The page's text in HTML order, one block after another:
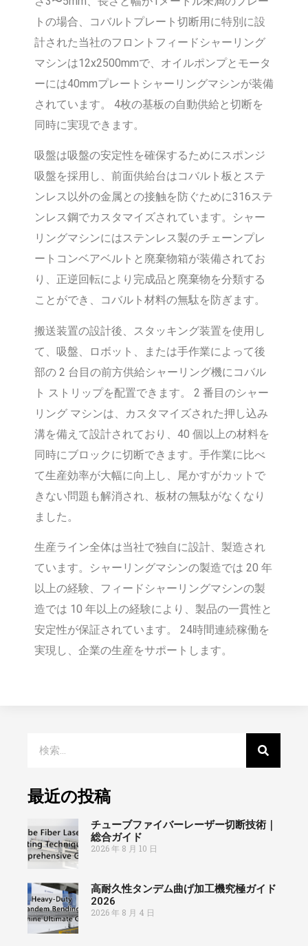
トの場合、コバルトプレート切断用に特別に設
計された当社のフロントフィードシャーリング
マシンは12x2500mmで、オイルポンプとモータ
ーには40mmプレートシャーリングマシンが装備
されています。 4枚の基板の自動供給と切断を
同時に実現できます。
吸盤は吸盤の安定性を確保するためにスポンジ
吸盤を採用し、前面供給台はコバルト板とステ
ンレス以外の金属との接触を防ぐために316ステ
ンレス鋼でカスタマイズされています。シャー
リングマシンにはステンレス製のチェーンプレ
ートコンベアベルトと廃棄物箱が装備されてお
り、正逆回転により完成品と廃棄物を分類する
ことができ、コバルト材料の無駄を防ぎます。
搬送装置の設計後、スタッキング装置を使用し
て、吸盤、ロボット、または手作業によって後
部の 2 台目の前方供給シャーリング機にコバル
ト ストリップを配置できます。 2 番目のシャー
リング マシンは、カスタマイズされた押し込み
溝を備えて設計されており、40 個以上の材料を
同時にブロックに切断できます。手作業に比べ
て生産効率が大幅に向上し、尾かすがカットで
きない問題も解消され、板材の無駄がなくなり
ました。
生産ライン全体は当社で独自に設計、製造され
ています。シャーリングマシンの製造では 20 年
以上の経験、フィードシャーリングマシンの製
造では 10 年以上の経験により、製品の一貫性と
安定性が保証されています。 24時間連続稼働を
実現し、企業の生産をサポートします。
最近の投稿
チューブファイバーレーザー切断技術｜
総合ガイド
2026 年 8 月 10 日
高耐久性タンデム曲げ加工機究極ガイド
2026
2026 年 8 月 4 日